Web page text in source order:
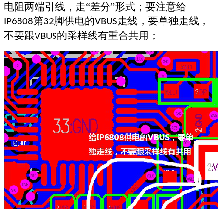
电阻两端引线，走“差分”形式；要注意给
IP6808第32脚供电的VBUS走线，要单独走线，
不要跟VBUS的采样线有重合共用；